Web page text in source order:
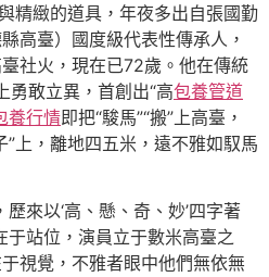
精緻的道具，年夜多出自張國勤
高臺）國度級代表性傳承人，
社火，現在已72歲。他在傳統
勇敢立異，首創出“高包養管道
養行情即把“駿馬”“搬”上高臺，
上，離地四五米，遠不雅如馭馬
來以‘高、懸、奇、妙’四字著
于站位，演員立于數米高臺之
視覺，不雅者眼中他們無依無